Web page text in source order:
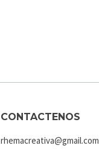
CONTACTENOS
rhemacreativa@gmail.com